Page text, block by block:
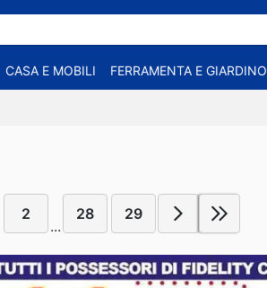
CASA E MOBILI FERRAMENTA E GIARDINO
2
...
28 29